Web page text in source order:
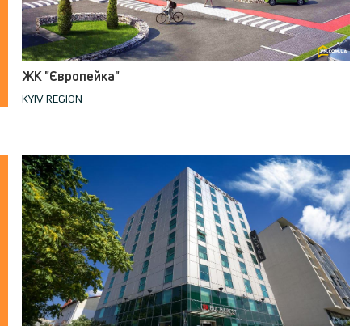
ЖК "Європейка"
KYIV REGION